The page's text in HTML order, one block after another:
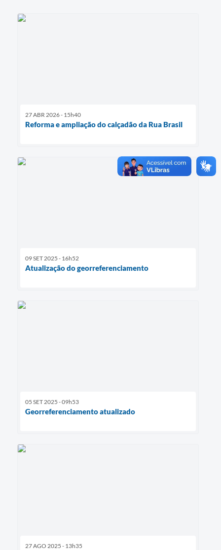
27 ABR 2026 - 15h40
Reforma e ampliação do calçadão da Rua Brasil
09 SET 2025 - 16h52
Atualização do georreferenciamento
05 SET 2025 - 09h53
Georreferenciamento atualizado
27 AGO 2025 - 13h35